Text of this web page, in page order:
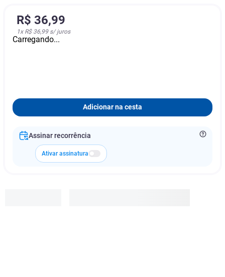
R$ 36,99
1x R$ 36,99s/ juros
Carregando...
Adicionar na cesta
Assinar recorrência
Ativar assinatura